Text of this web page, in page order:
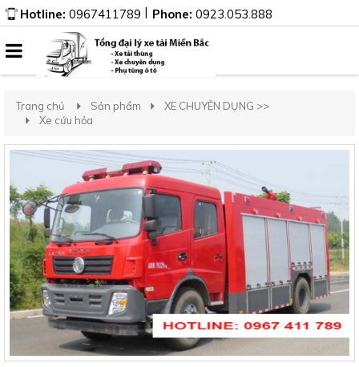
Hotline: 0967411789 | Phone: 0923.053.888
Trang chủ Sản phẩm
XE CHUYÊN DỤNG >>
Xe cứu hỏa